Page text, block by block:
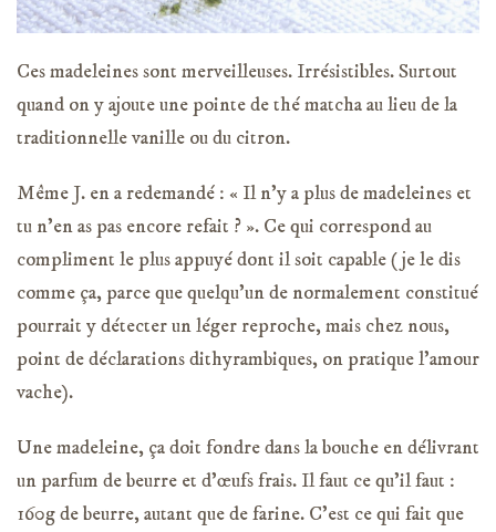
Ces madeleines sont merveilleuses. Irrésistibles. Surtout
quand on y ajoute une pointe de thé matcha au lieu de la
traditionnelle vanille ou du citron.
Même J. en a redemandé : « Il n’y a plus de madeleines et
tu n’en as pas encore refait ? ». Ce qui correspond au
compliment le plus appuyé dont il soit capable (je le dis
comme ça, parce que quelqu’un de normalement constitué
pourrait y détecter un léger reproche, mais chez nous,
point de déclarations dithyrambiques, on pratique l’amour
vache).
Une madeleine, ça doit fondre dans la bouche en délivrant
un parfum de beurre et d’œufs frais. Il faut ce qu’il faut :
160g de beurre, autant que de farine. C’est ce qui fait que